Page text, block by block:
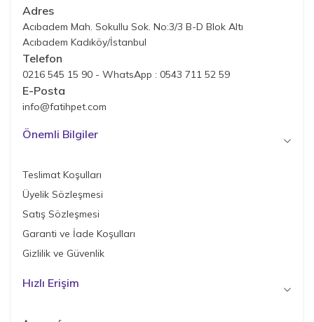
Adres
Acıbadem Mah. Sokullu Sok. No:3/3 B-D Blok Altı
Acıbadem Kadıköy/İstanbul
Telefon
0216 545 15 90 - WhatsApp : 0543 711 52 59
E-Posta
info@fatihpet.com
Önemli Bilgiler
Teslimat Koşulları
Üyelik Sözleşmesi
Satış Sözleşmesi
Garanti ve İade Koşulları
Gizlilik ve Güvenlik
Hızlı Erişim